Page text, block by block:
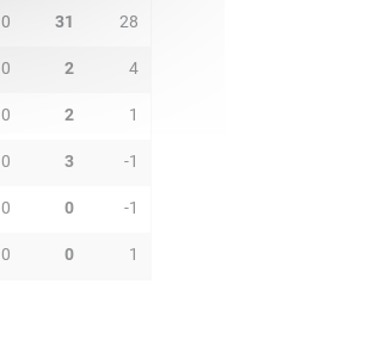
0 31 28
0 2 4
0 2 1
0 3 -1
0 0 -1
0 0 1